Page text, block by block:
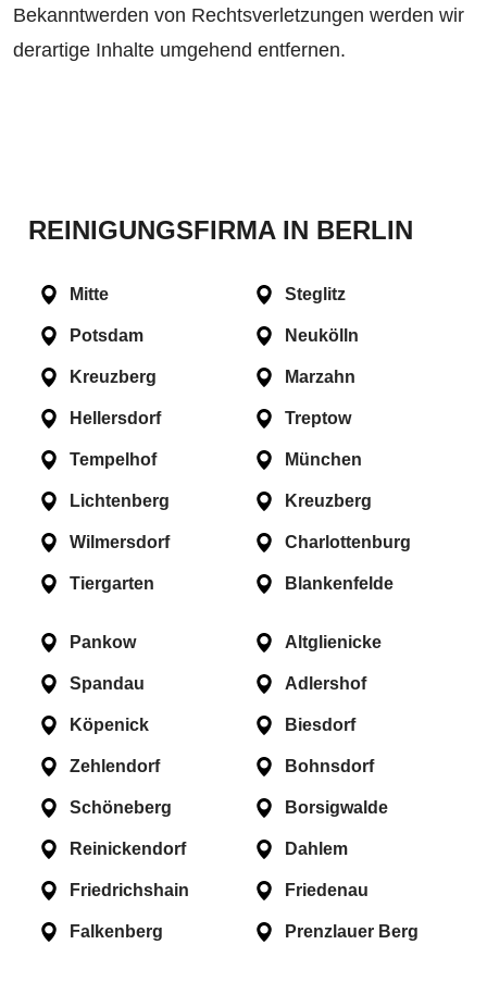
Bekanntwerden von Rechtsverletzungen werden wir
derartige Inhalte umgehend entfernen.
REINIGUNGSFIRMA IN BERLIN
Mitte
Potsdam
Kreuzberg
Hellersdorf
Tempelhof
Lichtenberg
Wilmersdorf
Tiergarten
Steglitz
Neukölln
Marzahn
Treptow
München
Kreuzberg
Charlottenburg
Blankenfelde
Pankow
Spandau
Köpenick
Zehlendorf
Schöneberg
Reinickendorf
Friedrichshain
Falkenberg
Altglienicke
Adlershof
Biesdorf
Bohnsdorf
Borsigwalde
Dahlem
Friedenau
Prenzlauer Berg